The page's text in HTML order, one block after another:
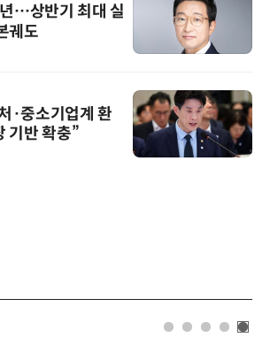
…상반기 최대 실
궤도
·중소기업계 환
기반 확충”